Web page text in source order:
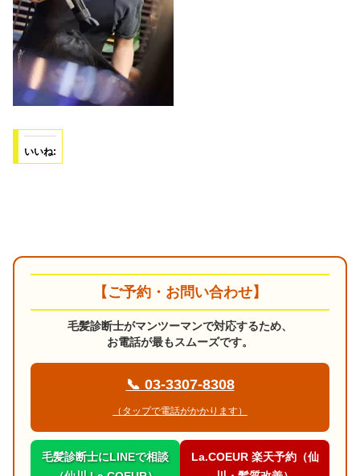
いいね:
【ご予約・お問い合わせ】
毛髪診断士がマンツーマンで対応するため、
お電話が最もスムーズです。
📞 03-3307-8308
（タップで電話がかかります）
毛髪診断士にLINEで相談
La.COEUR 楽天予約（仙